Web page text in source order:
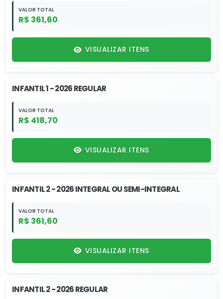
VALOR TOTAL
R$ 361,60
VISUALIZAR ITENS
INFANTIL 1 - 2026 REGULAR
VALOR TOTAL
R$ 418,70
VISUALIZAR ITENS
INFANTIL 2 - 2026 INTEGRAL OU SEMI-INTEGRAL
VALOR TOTAL
R$ 361,60
VISUALIZAR ITENS
INFANTIL 2 - 2026 REGULAR